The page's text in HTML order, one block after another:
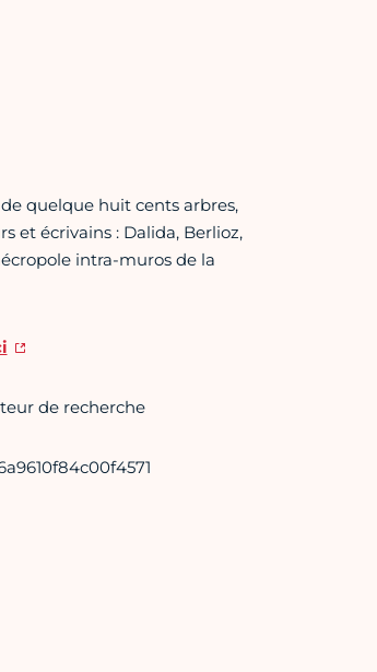
quelque huit cents arbres,
et écrivains : Dalida, Berlioz,
intra-muros de la
de recherche